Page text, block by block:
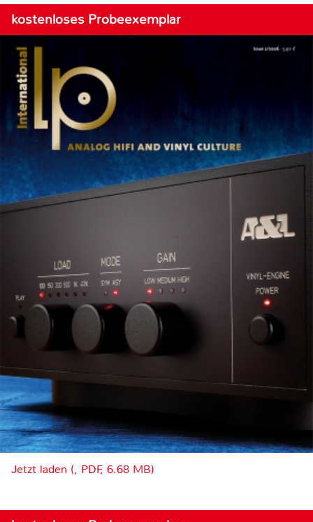
kostenloses Probeexemplar
Jetzt laden (, PDF, 6.68 MB)